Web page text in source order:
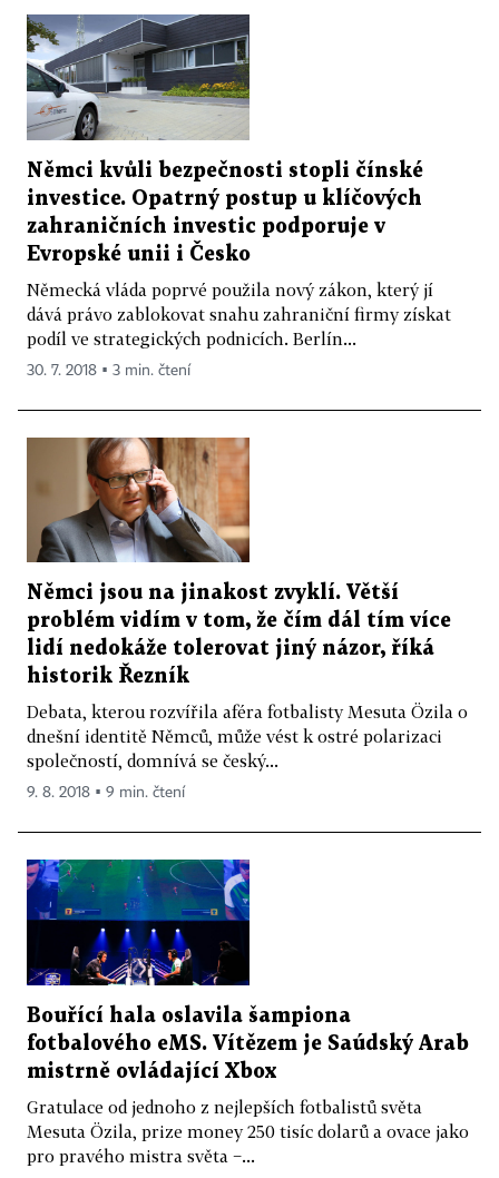
Němci kvůli bezpečnosti stopli čínské
investice. Opatrný postup u klíčových
zahraničních investic podporuje v
Evropské unii i Česko
Německá vláda poprvé použila nový zákon, který jí
dává právo zablokovat snahu zahraniční firmy získat
podíl ve strategických podnicích. Berlín...
30. 7. 2018 ▪ 3 min. čtení
Němci jsou na jinakost zvyklí. Větší
problém vidím v tom, že čím dál tím více
lidí nedokáže tolerovat jiný názor, říká
historik Řezník
Debata, kterou rozvířila aféra fotbalisty Mesuta Özila o
dnešní identitě Němců, může vést k ostré polarizaci
společností, domnívá se český...
9. 8. 2018 ▪ 9 min. čtení
Bouřící hala oslavila šampiona
fotbalového eMS. Vítězem je Saúdský Arab
mistrně ovládající Xbox
Gratulace od jednoho z nejlepších fotbalistů světa
Mesuta Özila, prize money 250 tisíc dolarů a ovace jako
pro pravého mistra světa −...